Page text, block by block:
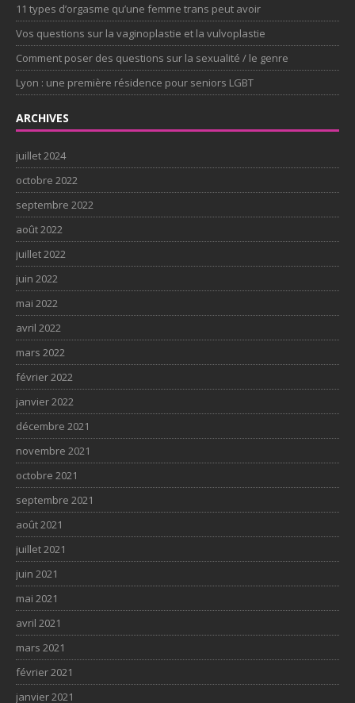
11 types d’orgasme qu’une femme trans peut avoir
Vos questions sur la vaginoplastie et la vulvoplastie
Comment poser des questions sur la sexualité / le genre
Lyon : une première résidence pour seniors LGBT
ARCHIVES
juillet 2024
octobre 2022
septembre 2022
août 2022
juillet 2022
juin 2022
mai 2022
avril 2022
mars 2022
février 2022
janvier 2022
décembre 2021
novembre 2021
octobre 2021
septembre 2021
août 2021
juillet 2021
juin 2021
mai 2021
avril 2021
mars 2021
février 2021
janvier 2021